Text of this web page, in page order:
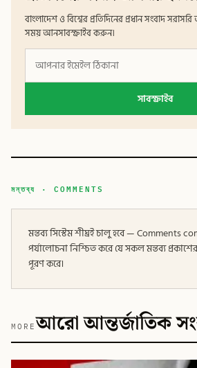
বাংলাদেশ ও বিশ্বের প্রতিদিনের প্রধান সংবাদ
সময় আনসাবস্ক্রাইব করুন।
সাবস্ক্রাইব
মন্তব্য · COMMENTS
মন্তব্য সিস্টেম শীঘ্রই চালু হবে — Comments
পর্যালোচনা নিশ্চিত করে যে সকল মন্তব্য
পূরণ করে।
MOREআরো আন্তর্জাতিক